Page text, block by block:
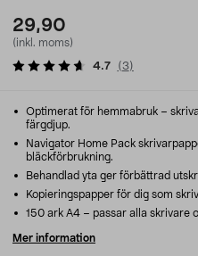
29,90
(inkl. moms)
4.7 (3)
Optimerat för hemmabruk –
färgdjup.
Navigator Home Pack
bläckförbrukning.
Behandlad yta ger förbättrad
Kopieringspapper för dig som
150 ark A4 – passar alla skrivare
Mer information